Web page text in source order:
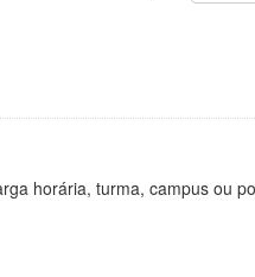
horária, turma, campus ou